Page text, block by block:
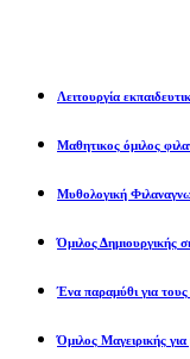
Λειτουργία
Μαθητικος όμιλος
Μυθολογική
Όμιλος Δημιουργικής
Ένα παραμύθι για
Όμιλος Μαγειρικής για